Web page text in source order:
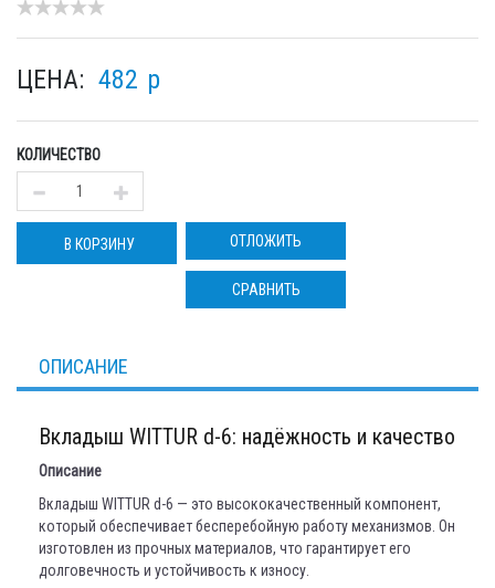
ЦЕНА: 482 p
КОЛИЧЕСТВО
В КОРЗИНУ ОТЛОЖИТЬ
СРАВНИТЬ
ОПИСАНИЕ
Вкладыш WITTUR d-6: надёжность и качество
Описание
Вкладыш WITTUR d-6 — это высококачественный компонент,
который обеспечивает бесперебойную работу механизмов. Он
изготовлен из прочных материалов, что гарантирует его
долговечность и устойчивость к износу.